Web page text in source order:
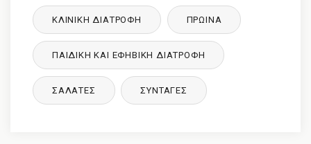
ΚΛΙΝΙΚΉ ΔΙΑΤΡΟΦΉ ΠΡΩΙΝΑ
ΠΑΙΔΙΚΉ ΚΑΙ ΕΦΗΒΙΚΉ ΔΙΑΤΡΌΦΉ
ΣΑΛΑΤΕΣ ΣΥΝΤΑΓΈΣ